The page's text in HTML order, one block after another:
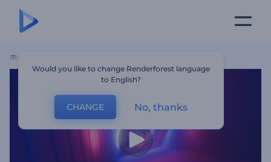
ホーム
Would you like to change Renderforest language
to English?
CHANGE No, thanks